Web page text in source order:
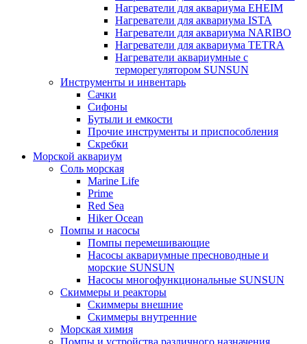
Нагреватели для аквариума EHEIM
Нагреватели для аквариума ISTA
Нагреватели для аквариума NARIBO
Нагреватели для аквариума TETRA
Нагреватели аквариумные с
терморегулятором SUNSUN
Инструменты и инвентарь
Сачки
Сифоны
Бутыли и емкости
Прочие инструменты и приспособления
Скребки
Морской аквариум
Соль морская
Marine Life
Prime
Red Sea
Hiker Ocean
Помпы и насосы
Помпы перемешивающие
Насосы аквариумные пресноводные и
морские SUNSUN
Насосы многофункциональные SUNSUN
Скиммеры и реакторы
Скиммеры внешние
Скиммеры внутренние
Морская химия
Помпы и устройства различного назначения